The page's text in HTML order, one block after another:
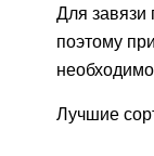
Для завязи
поэтому
Лучшие